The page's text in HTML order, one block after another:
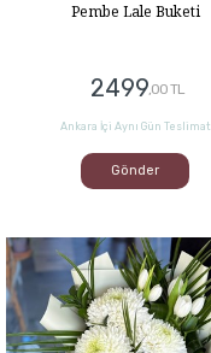
Pembe Lale Buketi
2499,00 TL
Ankara İçi Aynı Gün Teslimat
Gönder